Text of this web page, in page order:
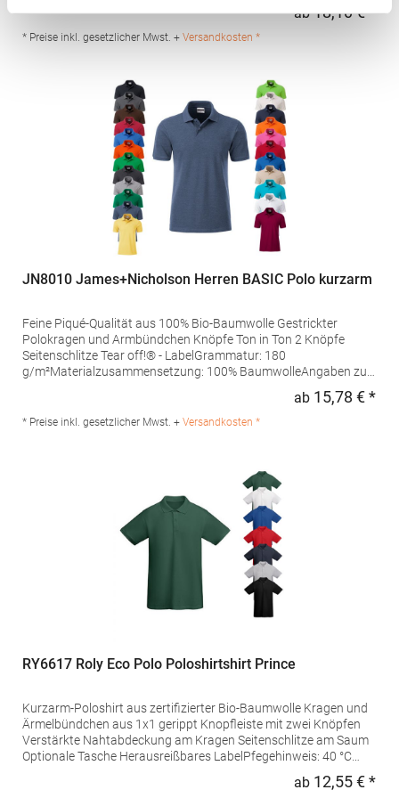
Kingsfordweg 151 1043GR Amsterdam Niederlande E-Mail:
marketing@henbury.com
ab18,10 € *
* Preise inkl. gesetzlicher Mwst. + Versandkosten *
JN8010 James+Nicholson Herren BASIC Polo kurzarm
Feine Piqué-Qualität aus 100% Bio-Baumwolle Gestrickter
Polokragen und Armbündchen Knöpfe Ton in Ton 2 Knöpfe
Seitenschlitze Tear off!® - LabelGrammatur: 180
g/m²Materialzusammensetzung: 100% BaumwolleAngaben zur
GmbH Vor dem Weißen Stein 25-31 72461 Albstadt Deutschland
E-Mail: info@daiber.de
ab 15,78 € *
* Preise inkl. gesetzlicher Mwst. + Versandkosten *
RY6617 Roly Eco Polo Poloshirtshirt Prince
Kurzarm-Poloshirt aus zertifizierter Bio-Baumwolle Kragen und
Ärmelbündchen aus 1x1 gerippt Knopfleiste mit zwei Knöpfen
Verstärkte Nahtabdeckung am Kragen Seitenschlitze am Saum
Optionale Tasche Herausreißbares LabelPfegehinweis: 40 °C
g/m²Materialzusammensetzung: 100% Baumwolle (Heather
ab 12,55 € *